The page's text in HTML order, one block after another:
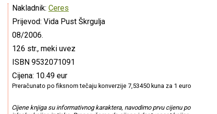
Nakladnik: Ceres
Prijevod: Vida Pust Škrgulja
08/2006.
126 str., meki uvez
ISBN 9532071091
Cijena: 10.49 eur
Preračunato po fiksnom tečaju konverzije 7,53450 kuna za 1 euro
Cijene knjiga su informativnog karaktera, navodimo prvu cijenu po